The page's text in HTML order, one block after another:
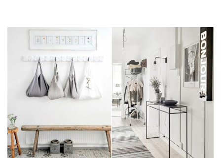
CÉLÉBRITÉS
LA BEAUTÉ